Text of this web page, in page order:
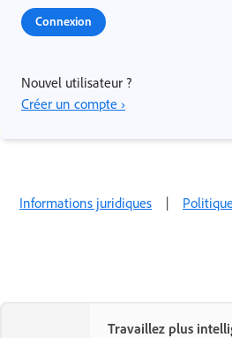
Connexion
Nouvel utilisateur ?
Créer un compte ›
Informations juridiques |
Travaillez plus